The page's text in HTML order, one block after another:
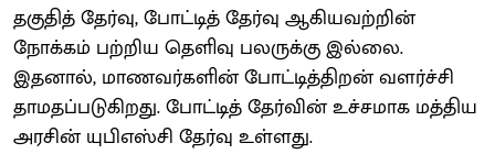
தகுதித் தேர்வு, போட்டித் தேர்வு ஆகியவற்றின்
நோக்கம் பற்றிய தெளிவு பலருக்கு இல்லை.
இதனால், மாணவர்களின் போட்டித்திறன் வளர்ச்சி
தாமதப்படுகிறது. போட்டித் தேர்வின் உச்சமாக மத்திய
அரசின் யுபிஎஸ்சி தேர்வு உள்ளது.